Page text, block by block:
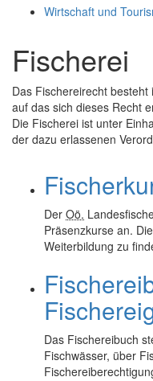
und
Wirtschaft und
Fischerei
Das Fischereirecht
auf das sich dieses Recht
Die Fischerei ist unter
der dazu erlassenen
Der Oö.
Präsenzkurse an.
Weiterbildung zu
Das Fischereibuch
Fischwässer, über